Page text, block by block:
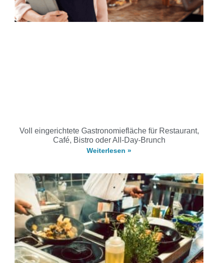
Voll eingerichtete Gastronomiefläche für Restaurant,
Café, Bistro oder All-Day-Brunch
Weiterlesen »